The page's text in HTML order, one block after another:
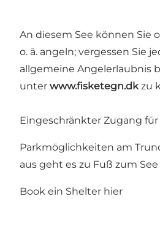
An diesem See können Sie
o. ä. angeln; vergessen Sie
allgemeine Angelerlaubnis
unter www.fisketegn.dkzu
Eingeschränkter Zugang
Parkmöglichkeiten am
aus geht es zu Fuß zum
Book ein Shelter hier